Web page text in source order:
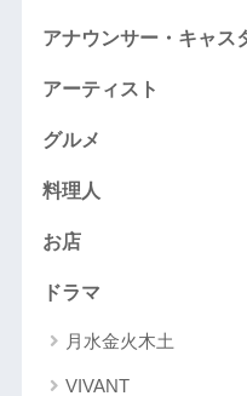
アナウンサー・キャス
アーティスト
グルメ
料理人
お店
ドラマ
月水金火木土
VIVANT